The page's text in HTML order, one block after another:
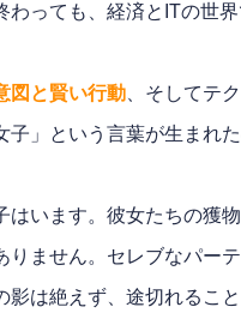
わっても、経済とITの世
図と賢い行動、そしてテ
」という言葉が生まれ
はいます。彼女たちの獲
りません。セレブなパー
影は絶えず、途切れるこ